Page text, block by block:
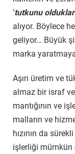
‘tutkunu
alıyor. Böylece
geliyor… Büyük
marka
Aşırı üretim ve
almaz bir israf
mantığının ve
malların ve
hızının da
işlerliği mümkün